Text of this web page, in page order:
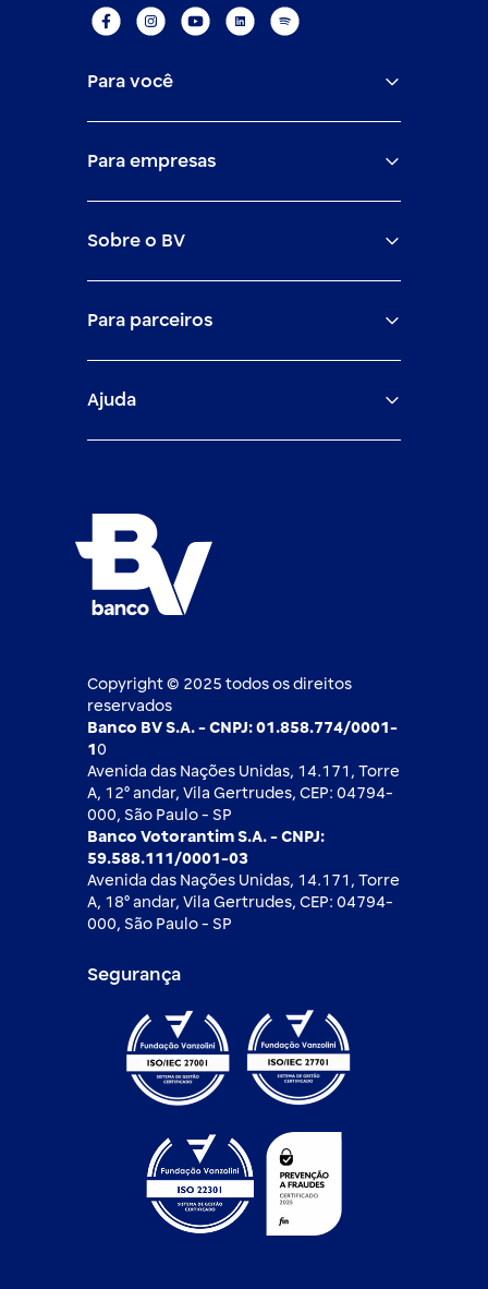
Para você
Investimentos
Para empresas
Empréstimos e financiamentos
Mercado de Capitais
Open finance
Ofertas públicas
Câmbio e Comércio exterior
Sobre o BV
Trabalhe com a gente
Relação com investidores
Esportes
Blog BV Inspira
Notícias Econômicas
Para parceiros
Demais parceiros
Ajuda
Whatsapp
Caí em um golpe
2ª via de boleto
Copyright © 2025 todos os direitos
reservados
Banco BV S.A. - CNPJ: 01.858.774/0001-
1 0
Avenida das Nações Unidas, 14.171, Torre
A, 12⁰ andar, Vila Gertrudes, CEP: 04794-
000, São Paulo - SP
Banco Votorantim S.A. - CNPJ:
59.588.111/0001-03
Avenida das Nações Unidas, 14.171, Torre
A, 18⁰ andar, Vila Gertrudes, CEP: 04794-
000, São Paulo - SP
Segurança